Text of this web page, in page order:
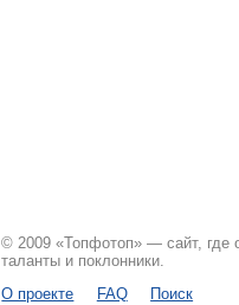
© 2009 «Топфотоп» — сайт, где
таланты и поклонники.
О проекте
FAQ
Поиск